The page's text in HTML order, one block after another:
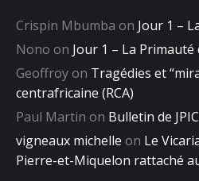
Crispin Mbumba on Jour 1 –
Nono on Jour 1 – La Primauté
Geoffroyon Tragédies et
centrafricaine (RCA)
Paul Martin on Bulletin de
vigneaux michelle on Le
Pierre-et-Miquelon rattaché